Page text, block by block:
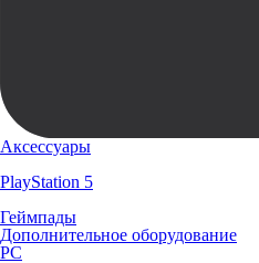
Аксессуары
PlayStation 5
Геймпады
Дополнительное оборудование
PC